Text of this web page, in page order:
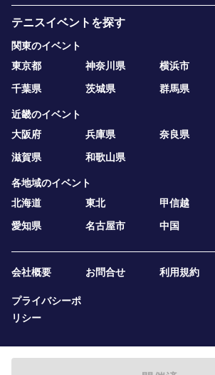
テニスイベントを探す
関東のイベント
東京都
神奈川県 横浜市
千葉県
茨城県 群馬県
近畿のイベント
大阪府
兵庫県 奈良県
滋賀県
和歌山県
各地域のイベント
北海道
東北 甲信越
愛知県
名古屋市 中国
会社概要 お問合せ 利用規約
プライバシーポ
リシー